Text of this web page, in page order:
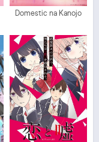
Domestic na Kanojo